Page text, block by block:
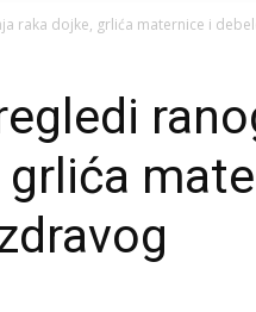
raka dojke, grlića maternice i